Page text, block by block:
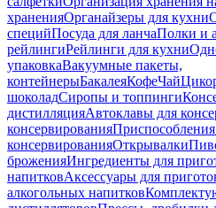
храненияОрганайзеры для кухни
специйПосуда для ланчаПолки и
рейлингиРейлинги для кухни
упаковкаВакуумные пакеты,
контейнерыБакалеяКофеЧай
шоколадСиропы и топпинги
дистилляцияАвтоклавы для
консервирования
консервированияОткрывалки
броженияИнгредиенты для
напитковАксессуары для
алкогольных напитков